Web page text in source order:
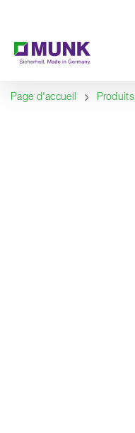
Page d'accueil Produits